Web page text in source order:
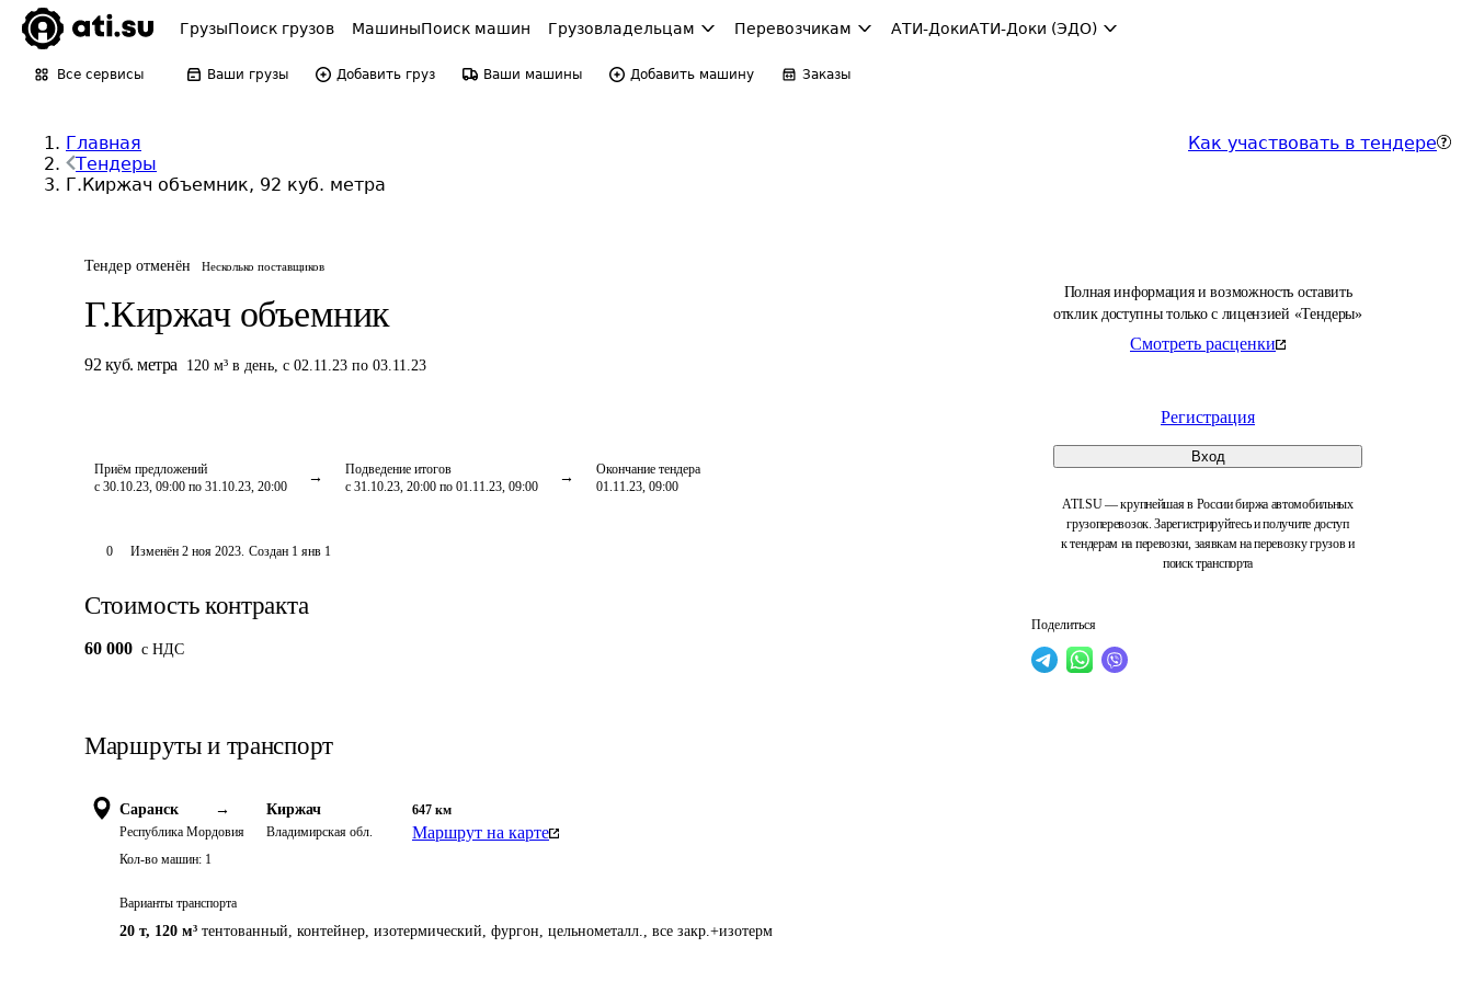
ГрузыПоиск грузов МашиныПоиск машин Грузовладельцам Перевозчикам АТИ-ДокиАТИ-Доки (ЭДО)
Все сервисы Ваши грузы Добавить груз Ваши машины Добавить машину Заказы
Главная
Тендеры
Г.Киржач объемник, 92 куб. метра
Как участвовать в тендере
Тендер отменён Несколько поставщиков
Г.Киржач объемник
92 куб. метра 120 м³ в день, с 02.11.23 по 03.11.23
Приём предложений
с 30.10.23, 09:00 по 31.10.23, 20:00
Подведение итогов
с 31.10.23, 20:00 по 01.11.23, 09:00
Окончание тендера
01.11.23, 09:00
Полная информация и возможность оставить
отклик доступны только с лицензией «Тендеры»
Смотреть расценки
Регистрация
Вход
ATI.SU — крупнейшая в России биржа автомобильных
грузоперевозок. Зарегистрируйтесь и получите доступ
к тендерам на перевозки, заявкам на перевозку грузов и
поиск транспорта
Поделиться
0 Изменён 2 ноя 2023. Создан 1 янв 1
Стоимость контракта
60 000 c НДС
Маршруты и транспорт
Саранск →
Республика Мордовия
Киржач
Владимирская обл.
647 км
Маршрут на карте
Кол-во машин: 1
Варианты транспорта
20 т, 120 м³ тентованный, контейнер, изотермический, фургон, цельнометалл., все закр.+изотерм